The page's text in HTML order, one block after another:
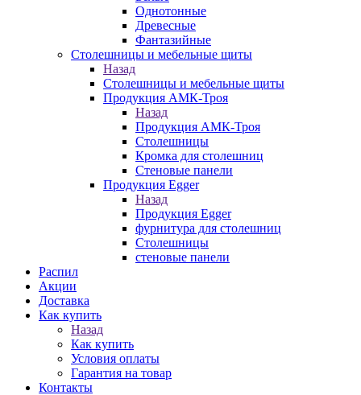
Однотонные
Древесные
Фантазийные
Столешницы и мебельные щиты
Назад
Столешницы и мебельные щиты
Продукция АМК-Троя
Назад
Продукция АМК-Троя
Столешницы
Кромка для столешниц
Стеновые панели
Продукция Egger
Назад
Продукция Egger
фурнитура для столешниц
Столешницы
стеновые панели
Распил
Акции
Доставка
Как купить
Назад
Как купить
Условия оплаты
Гарантия на товар
Контакты